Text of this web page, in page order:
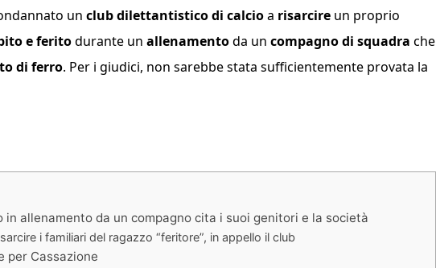
un club dilettantistico di calcioa risarcire un proprio
e feritodurante un allenamentoda un compagno di squadra che
di ferro. Per i giudici, non sarebbe stata sufficientemente provata la
in allenamento da un compagno cita i suoi genitori e la società
i familiari del ragazzo “feritore”, in appello il club
per Cassazione